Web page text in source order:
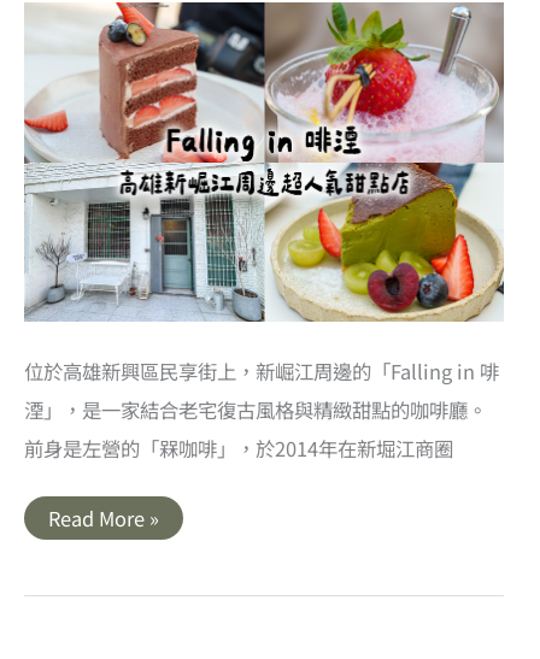
中
徑
美
花
旗
木
秘
境
位於高雄新興區民享街上，新崛江周邊的「Falling in 啡
湮」，是一家結合老宅復古風格與精緻甜點的咖啡廳。​
前身是左營的「槑咖啡」，於2014年在新堀江商圈
高
雄
in
Read More »